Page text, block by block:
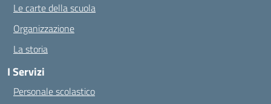
Le carte della scuola
Organizzazione
La storia
I Servizi
Personale scolastico